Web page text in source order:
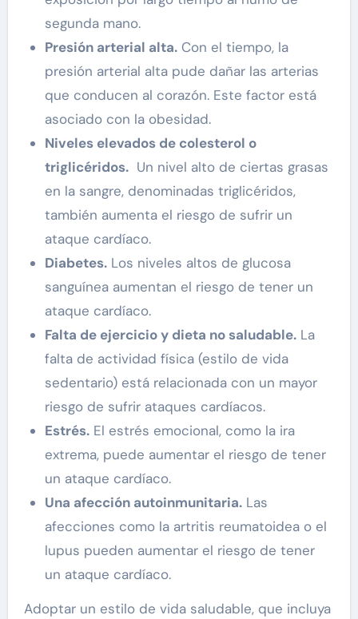
segunda mano.
Presión arterial alta.Con el tiempo, la
presión arterial alta pude dañar las arterias
que conducen al corazón. Este factor está
asociado con la obesidad.
Niveles elevados de colesterol o
triglicéridos.Un nivel alto de ciertas grasas
en la sangre, denominadas triglicéridos,
también aumenta el riesgo de sufrir un
ataque cardíaco.
Diabetes.Los niveles altos de glucosa
sanguínea aumentan el riesgo de tener un
ataque cardíaco.
Falta de ejercicio y dieta no saludable.La
falta de actividad física (estilo de vida
sedentario) está relacionada con un mayor
riesgo de sufrir ataques cardíacos.
Estrés.El estrés emocional, como la ira
extrema, puede aumentar el riesgo de tener
un ataque cardíaco.
Una afección autoinmunitaria.Las
afecciones como la artritis reumatoidea o el
lupus pueden aumentar el riesgo de tener
un ataque cardíaco.
Adoptar un estilo de vida saludable, que incluya